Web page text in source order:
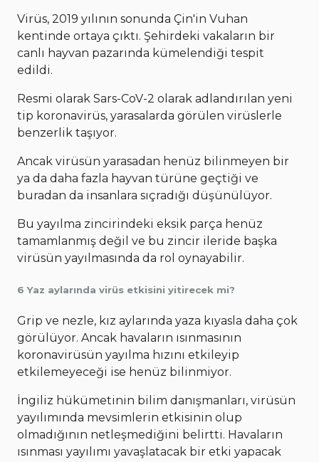
Virüs, 2019 yılının sonunda Çin'in Vuhan
kentinde ortaya çıktı. Şehirdeki vakaların bir
canlı hayvan pazarında kümelendiği tespit
edildi.
Resmi olarak Sars-CoV-2 olarak adlandırılan yeni
tip koronavirüs, yarasalarda görülen virüslerle
benzerlik taşıyor.
Ancak virüsün yarasadan henüz bilinmeyen bir
ya da daha fazla hayvan türüne geçtiği ve
buradan da insanlara sıçradığı düşünülüyor.
Bu yayılma zincirindeki eksik parça henüz
tamamlanmış değil ve bu zincir ileride başka
virüsün yayılmasında da rol oynayabilir.
6 Yaz aylarında virüs etkisini yitirecek mi?
Grip ve nezle, kız aylarında yaza kıyasla daha çok
görülüyor. Ancak havaların ısınmasının
koronavirüsün yayılma hızını etkileyip
etkilemeyeceği ise henüz bilinmiyor.
İngiliz hükümetinin bilim danışmanları, virüsün
yayılımında mevsimlerin etkisinin olup
olmadığının netleşmediğini belirtti. Havaların
ısınması yayılımı yavaşlatacak bir etki yapacak